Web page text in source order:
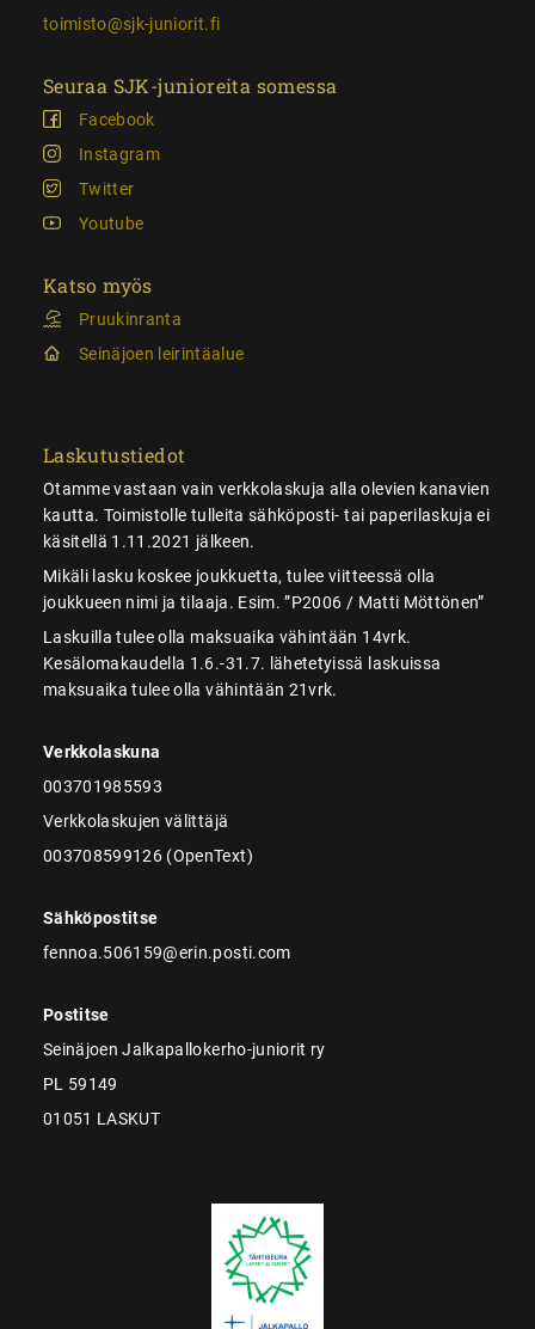
toimisto@sjk-juniorit.fi
Seuraa SJK-junioreita somessa
Facebook
Instagram
Twitter
Youtube
Katso myös
Pruukinranta
Seinäjoen leirintäalue
Laskutustiedot
Otamme vastaan vain verkkolaskuja alla olevien kanavien
kautta. Toimistolle tulleita sähköposti- tai paperilaskuja ei
käsitellä 1.11.2021 jälkeen.
Mikäli lasku koskee joukkuetta, tulee viitteessä olla
joukkueen nimi ja tilaaja. Esim. ”P2006 / Matti Möttönen”
Laskuilla tulee olla maksuaika vähintään 14vrk.
Kesälomakaudella 1.6.-31.7. lähetetyissä laskuissa
maksuaika tulee olla vähintään 21vrk.
Verkkolaskuna
003701985593
Verkkolaskujen välittäjä
003708599126 (OpenText)
Sähköpostitse
fennoa.506159@erin.posti.com
Postitse
Seinäjoen Jalkapallokerho-juniorit ry
PL 59149
01051 LASKUT